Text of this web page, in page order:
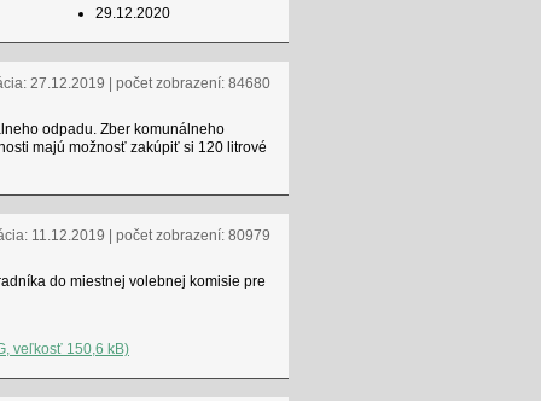
29.12.2020
odpadu. Zber komunálneho
majú možnosť zakúpiť si 120 litrové
27.12.2019 | počet zobrazení: 84680
do miestnej volebnej komisie pre
veľkosť 150,6 kB)
11.12.2019 | počet zobrazení: 80979